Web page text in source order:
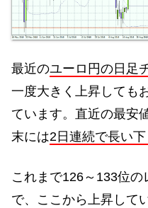
最近のユーロ円の日足
一度大きく上昇しても
ています。直近の最安
末には2日連続で長い
これまで126～133位
で、ここから上昇して